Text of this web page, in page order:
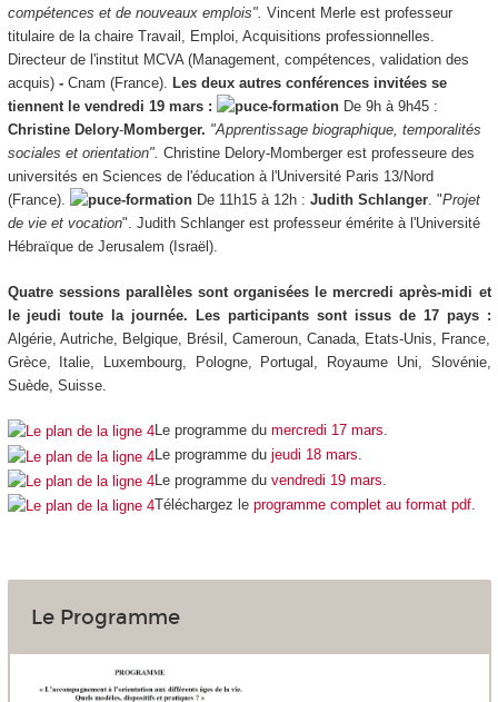
compétences et de nouveaux emplois". Vincent Merle est professeur
titulaire de la chaire Travail, Emploi, Acquisitions professionnelles.
Directeur de l'institut MCVA (Management, compétences, validation des
acquis) -Cnam (France). Les deux autres conférences invitées se
tiennent le vendredi 19 mars :
De 9h à 9h45 :
Christine Delory-Momberger. "Apprentissage biographique, temporalités
sociales et orientation". Christine Delory-Momberger est professeure des
universités en Sciences de l'éducation à l'Université Paris 13/Nord
(France).
De 11h15 à 12h : Judith Schlanger. "Projet
de vie et vocation". Judith Schlanger est professeur émérite à l'Université
Hébraïque de Jerusalem (Israël).
Quatre sessions parallèles sont organisées le mercredi après-midi et
le jeudi toute la journée.
Les participants sont issus de 17 pays :
Algérie, Autriche, Belgique, Brésil, Cameroun, Canada, Etats-Unis, France,
Grèce, Italie, Luxembourg, Pologne, Portugal, Royaume Uni, Slovénie,
Suède, Suisse.
Le programme du mercredi 17 mars.
Le programme du jeudi 18 mars.
Le programme du vendredi 19 mars
Téléchargez le programme complet au format pdf.
Le Programme